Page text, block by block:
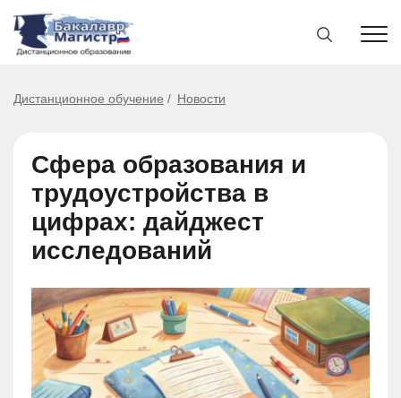
Дистанционное обучение Новости
Сфера образования и
трудоустройства в
цифрах: дайджест
исследований